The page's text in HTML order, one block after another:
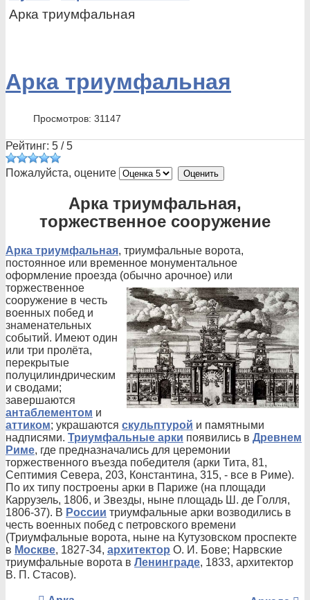
Арка триумфальная
Арка триумфальная
Просмотров: 31147
Рейтинг: 5 /5
Пожалуйста, оцените
Арка триумфальная,
торжественное сооружение
Арка триумфальная, триумфальные ворота,
постоянное или временное монументальное
оформление проезда (обычно арочное) или
торжественное
сооружение в честь
военных побед и
знаменательных
событий. Имеют один
или три пролёта,
перекрытые
полуцилиндрическим
и сводами;
завершаются
антаблементом и
аттиком; украшаются скульптурой и памятными
надписями. Триумфальные арки появились в Древнем
Риме, где предназначались для церемонии
торжественного въезда победителя (арки Тита, 81,
Септимия Севера, 203, Константина, 315, - все в Риме).
По их типу построены арки в Париже (на площади
Каррузель, 1806, и Звезды, ныне площадь Ш. де Голля,
1806-37). В России триумфальные арки возводились в
честь военных побед с петровского времени
(Триумфальные ворота, ныне на Кутузовском проспекте
в Москве, 1827-34, архитектор О. И. Бове; Нарвские
триумфальные ворота в Ленинграде, 1833, архитектор
В. П. Стасов).